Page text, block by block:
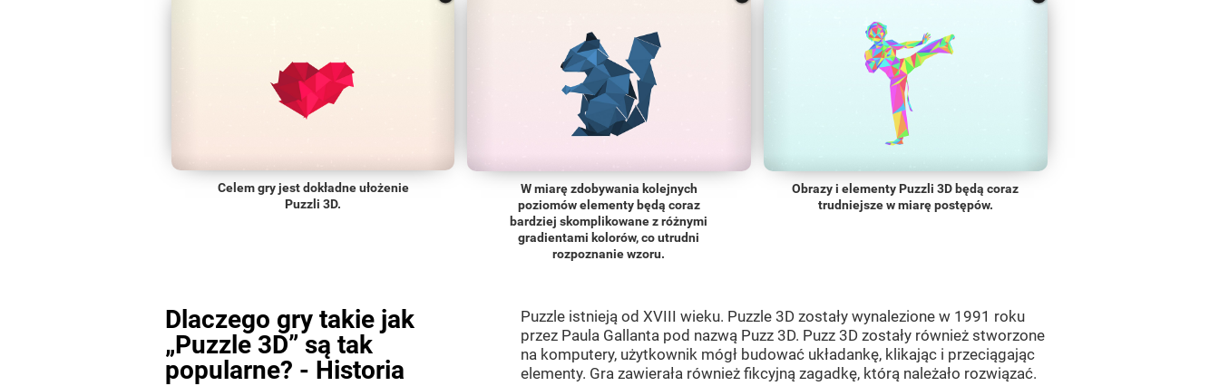
Celem gry jest dokładne ułożenie
Puzzli 3D.
W miarę zdobywania kolejnych
poziomów elementy będą coraz
bardziej skomplikowane z różnymi
gradientami kolorów, co utrudni
rozpoznanie wzoru.
Obrazy i elementy Puzzli 3D będą coraz
trudniejsze w miarę postępów.
Dlaczego gry takie jak
„Puzzle 3D” są tak
popularne? - Historia
Puzzle istnieją od XVIII wieku. Puzzle 3D zostały wynalezione w 1991 roku
przez Paula Gallanta pod nazwą Puzz 3D. Puzz 3D zostały również stworzone
na komputery, użytkownik mógł budować układankę, klikając i przeciągając
elementy. Gra zawierała również fikcyjną zagadkę, którą należało rozwiązać.